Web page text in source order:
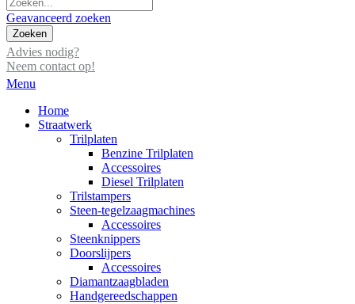
Geavanceerd zoeken
Zoeken
Advies nodig?
Neem contact op!
Menu
Home
Straatwerk
Trilplaten
Benzine Trilplaten
Accessoires
Diesel Trilplaten
Trilstampers
Steen-tegelzaagmachines
Accessoires
Steenknippers
Doorslijpers
Accessoires
Diamantzaagbladen
Handgereedschappen